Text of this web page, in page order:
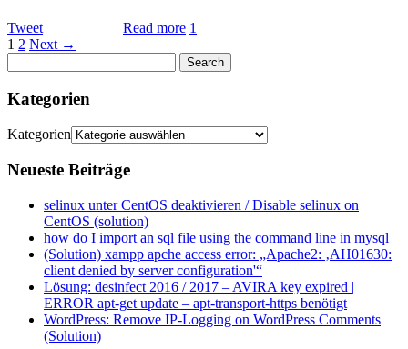
Tweet Read more 1
1 2 Next →
Kategorien
Kategorien
Neueste Beiträge
selinux unter CentOS deaktivieren / Disable selinux on
CentOS (solution)
how do I import an sql file using the command line in mysql
(Solution) xampp apche access error: „Apache2: ‚AH01630:
client denied by server configuration'“
Lösung: desinfect 2016 / 2017 – AVIRA key expired |
ERROR apt-get update – apt-transport-https benötigt
WordPress: Remove IP-Logging on WordPress Comments
(Solution)